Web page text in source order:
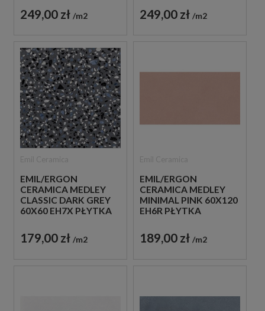
GRESOWE IMITUJĄCE
LASTRYKO
249,00 zł m2
GRESOWE IMITUJĄCE
LASTRYKO
249,00 zł m2
EMIL/ERGON
CERAMICA MEDLEY
CLASSIC DARK GREY
60X60 EH7X PŁYTKA
179,00 zł m2
EMIL/ERGON
CERAMICA MEDLEY
MINIMAL PINK 60X120
EH6R PŁYTKA
189,00 zł m2